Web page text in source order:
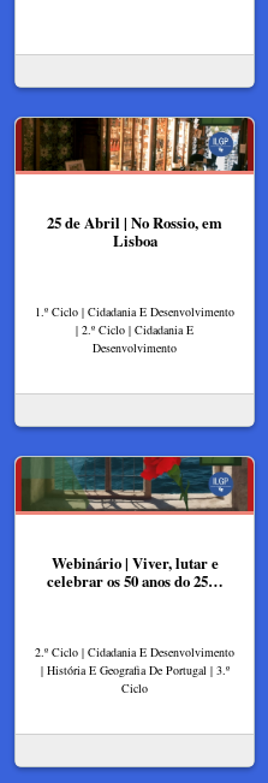
25 de Abril | No Rossio, em
Lisboa
1.º Ciclo | Cidadania E Desenvolvimento
| 2.º Ciclo | Cidadania E
Desenvolvimento
Webinário | Viver, lutar e
celebrar os 50 anos do 25…
2.º Ciclo | Cidadania E Desenvolvimento
| História E Geografia De Portugal | 3.º
Ciclo